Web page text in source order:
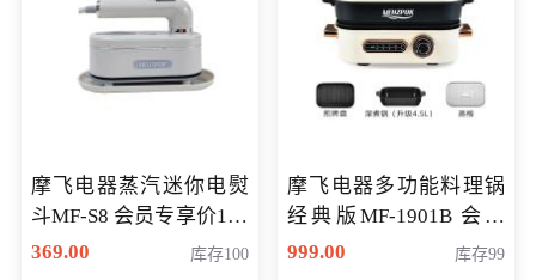
摩飞电器蒸汽迷你电熨
斗MF-S8 会员专享价168
元
369.00 库存100
摩飞电器多功能料理锅
经典版MF-1901B 会员
专享价399元
999.00 库存99